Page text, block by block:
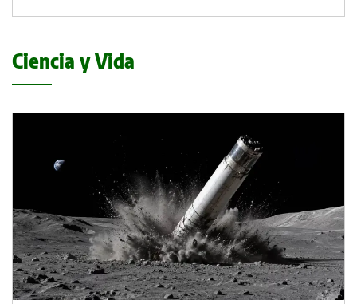
Ciencia y Vida